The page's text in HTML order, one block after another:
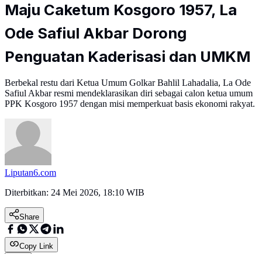
Maju Caketum Kosgoro 1957, La
Ode Safiul Akbar Dorong
Penguatan Kaderisasi dan UMKM
Berbekal restu dari Ketua Umum Golkar Bahlil Lahadalia, La Ode
Safiul Akbar resmi mendeklarasikan diri sebagai calon ketua umum
PPK Kosgoro 1957 dengan misi memperkuat basis ekonomi rakyat.
Liputan6.com
Diterbitkan: 24 Mei 2026, 18:10 WIB
Share
Copy Link